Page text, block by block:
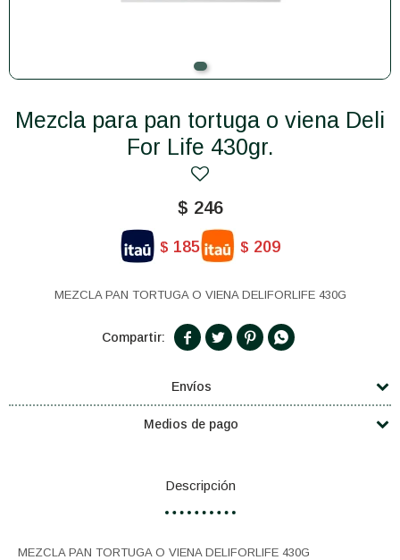
Mezcla para pan tortuga o viena Deli
For Life 430gr.
$ 246
$ 185 $ 209
MEZCLA PAN TORTUGA O VIENA DELIFORLIFE 430G
   
Envíos
Medios de pago
Descripción
MEZCLA PAN TORTUGA O VIENA DELIFORLIFE 430G